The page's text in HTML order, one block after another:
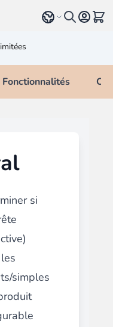
Select language
Voir
Fonctionnalités
si
simples